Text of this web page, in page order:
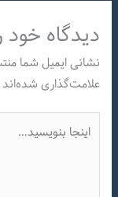
دیدگاه‌ خود
نشانی ایمیل شما
علامت‌گذاری
بنویسید…